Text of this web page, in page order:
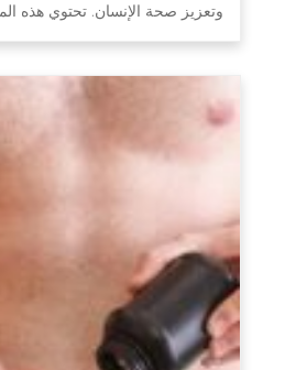
وتعزيز صحة الإنسان. تحتوي هذه